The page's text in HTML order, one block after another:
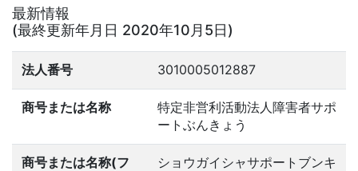
最新情報
(最終更新年月日 2020年10月5日)
法人番号 3010005012887
商号または名称
特定非営利活動法人障害者サポ
ートぶんきょう
商号または名称(フ
ショウガイシャサポートブンキ